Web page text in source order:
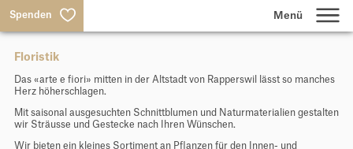
Spenden
Lernen
Wohnen & Arbeiten
Floristik
Das «arte e fiori» mitten in der Altstadt von Rapperswil lässt so manches
Herz höherschlagen.
Mit saisonal ausgesuchten Schnittblumen und Naturmaterialien gestalten
wir Sträusse und Gestecke nach Ihren Wünschen.
Wir bieten ein kleines Sortiment an Pflanzen für den Innen- und